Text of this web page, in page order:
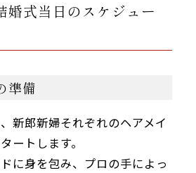
婚式当日のスケジュー
準備
新郎新婦それぞれのヘアメイ
ートします。
に身を包み、プロの手によっ